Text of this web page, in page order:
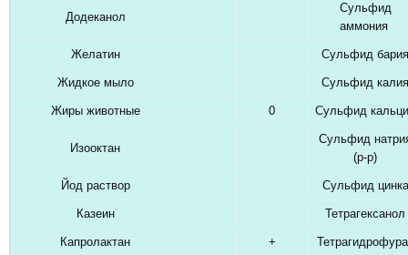
Додеканол
Сульфид
аммония
Желатин Сульфид бария
Жидкое мыло Сульфид калия
Жиры животные 0 Сульфид
Изооктан
Сульфид
(р-р)
Йод раствор Сульфид цинка
Казеин Тетрагексанол
Капролактан +